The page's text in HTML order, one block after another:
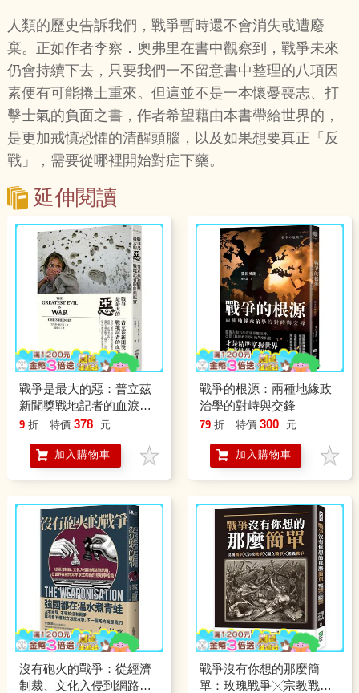
人類的歷史告訴我們，戰爭暫時還不會消失或遭廢
棄。正如作者李察．奧弗里在書中觀察到，戰爭未來
仍會持續下去，只要我們一不留意書中整理的八項因
素便有可能捲土重來。但這並不是一本懷憂喪志、打
擊士氣的負面之書，作者希望藉由本書帶給世界的，
是更加戒慎恐懼的清醒頭腦，以及如果想要真正「反
戰」，需要從哪裡開始對症下藥。
延伸閱讀
戰爭是最大的惡：普立茲
新聞獎戰地記者的血淚紀
實
9 折 特價 378 元
加入購物車
戰爭的根源：兩種地緣政
治學的對峙與交鋒
79 折 特價 300 元
加入購物車
沒有砲火的戰爭：從經濟
制裁、文化入侵到網路資
戰爭沒有你想的那麼簡
單：玫瑰戰爭╳宗教戰爭